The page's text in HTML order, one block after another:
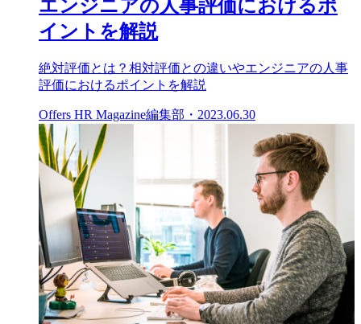
エンジニアの人事評価におけるポ
イントを解説
絶対評価とは？相対評価との違いやエンジニアの人事
評価におけるポイントを解説
Offers HR Magazine編集部 ・ 2023.06.30